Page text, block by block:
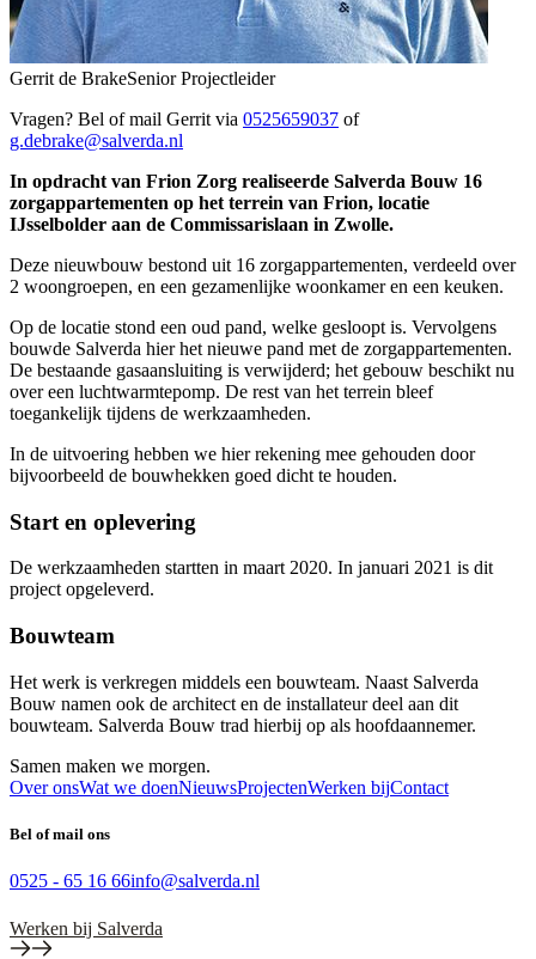
Gerrit de BrakeSenior Projectleider
Vragen? Bel of mail Gerrit via 0525659037 of
g.debrake@salverda.nl
In opdracht van Frion Zorg realiseerde Salverda Bouw 16
zorgappartementen op het terrein van Frion, locatie
IJsselbolder aan de Commissarislaan in Zwolle.
Deze nieuwbouw bestond uit 16 zorgappartementen, verdeeld over
2 woongroepen, en een gezamenlijke woonkamer en een keuken.
Op de locatie stond een oud pand, welke gesloopt is. Vervolgens
bouwde Salverda hier het nieuwe pand met de zorgappartementen.
De bestaande gasaansluiting is verwijderd; het gebouw beschikt nu
over een luchtwarmtepomp. De rest van het terrein bleef
toegankelijk tijdens de werkzaamheden.
In de uitvoering hebben we hier rekening mee gehouden door
bijvoorbeeld de bouwhekken goed dicht te houden.
Start en oplevering
De werkzaamheden startten in maart 2020. In januari 2021 is dit
project opgeleverd.
Bouwteam
Het werk is verkregen middels een bouwteam. Naast Salverda
Bouw namen ook de architect en de installateur deel aan dit
bouwteam. Salverda Bouw trad hierbij op als hoofdaannemer.
Samen maken we morgen.
Over onsWat we doenNieuwsProjectenWerken bijContact
Bel of mail ons
0525 - 65 16 66info@salverda.nl
Werken bij Salverda